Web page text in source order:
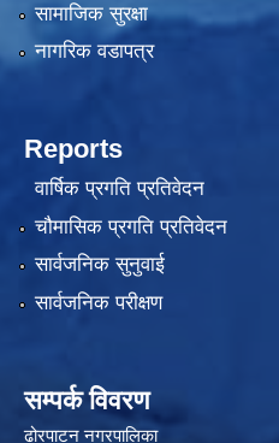
सामाजिक सुरक्षा
नागरिक वडापत्र
Reports
वार्षिक प्रगति प्रतिवेदन
चौमासिक प्रगति प्रतिवेदन
सार्वजनिक सुनुवाई
सार्वजनिक परीक्षण
सम्पर्क विवरण
ढोरपाटन नगरपालिका